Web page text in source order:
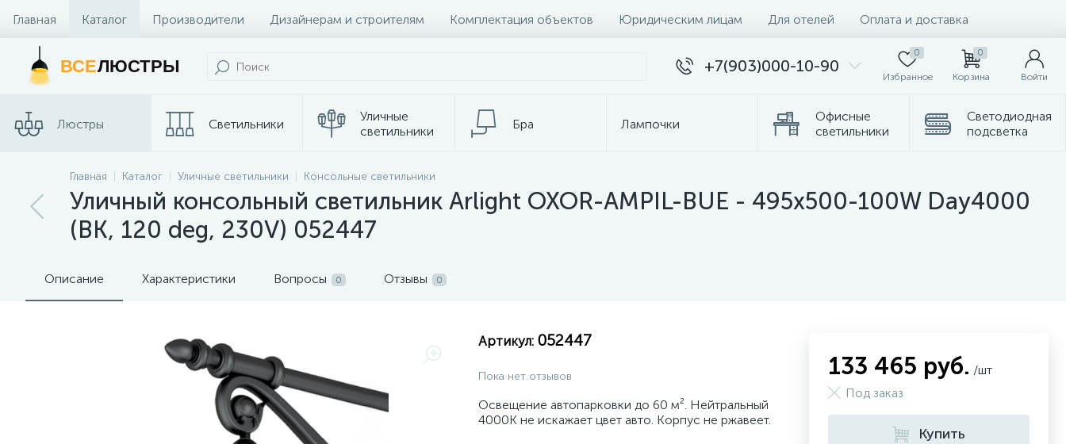
Главная Каталог Производители Дизайнерам и строителям Комплектация объектов Юридическим лицам Для отелей Оплата и доставка
Контакты и Магазины
ВСЕЛЮСТРЫ +7(903)000-10-90
0
Избранное
0
Корзина Войти
Люстры Светильники
Уличные
светильники
Бра Лампочки
Офисные
светильники
Светодиодная
подсветка
Споты Трековые системы
Главная Каталог Уличные светильники Консольные светильники
Уличный консольный светильник Arlight OXOR-AMPIL-BUE - 495x500-100W Day4000
(BK, 120 deg, 230V) 052447
Описание Характеристики Вопросы 0 Отзывы 0
Артикул: 052447
Пока нет отзывов
Освещение автопарковки до 60 м². Нейтральный
4000К не искажает цвет авто. Корпус не ржавеет.
133 465 руб. /шт
Под заказ
Купить